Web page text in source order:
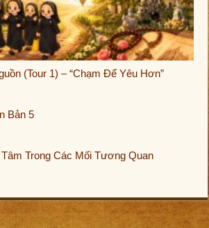
(Tour 1) – “Chạm Để Yêu Hơn”
Bản 5
Trong Các Mối Tương Quan